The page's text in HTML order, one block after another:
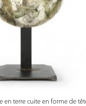
en terre cuite en forme de